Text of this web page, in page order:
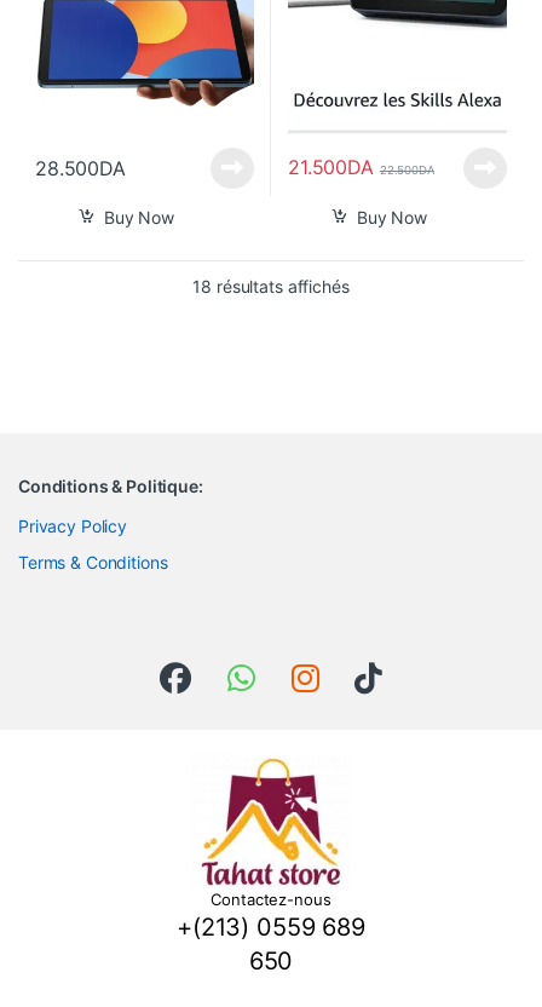
28.500DA
Buy Now
21.500DA 22.500DA
Buy Now
18 résultats affichésTrié du plus récent au
Conditions & Politique:
Privacy Policy
Terms & Conditions
Contactez-nous
+(213) 0559 689
650